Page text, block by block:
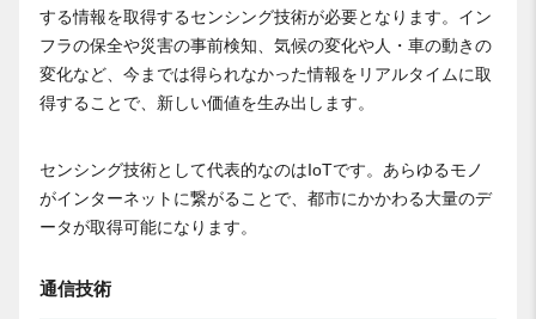
する情報を取得するセンシング技術が必要となります。イン
フラの保全や災害の事前検知、気候の変化や人・車の動きの
変化など、今までは得られなかった情報をリアルタイムに取
得することで、新しい価値を生み出します。
センシング技術として代表的なのはIoTです。あらゆるモノ
がインターネットに繋がることで、都市にかかわる大量のデ
ータが取得可能になります。
通信技術